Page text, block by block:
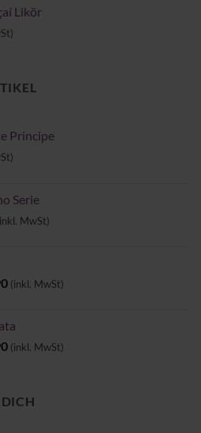
Likör
Principe
Serie
MwSt)
Preisspanne:
€54.90
(inkl. MwSt)
Preisspanne:
€32.90
(inkl. MwSt)